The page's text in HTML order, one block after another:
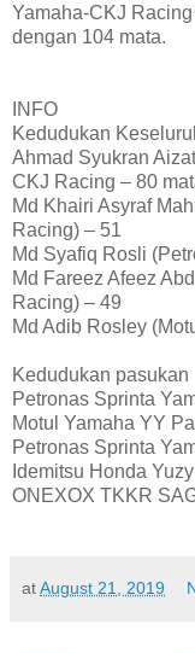
Yamaha-CKJ
dengan 104 mata.
INFO
Kedudukan
Ahmad Syukran
CKJ Racing – 80
Md Khairi Asyraf
Racing) – 51
Md Syafiq Rosli
Md Fareez Afeez
Racing) – 49
Md Adib Rosley
Kedudukan pasukan
Petronas Sprinta
Motul Yamaha YY
Petronas Sprinta
Idemitsu Honda
ONEXOX TKKR
atAugust 21, 2019